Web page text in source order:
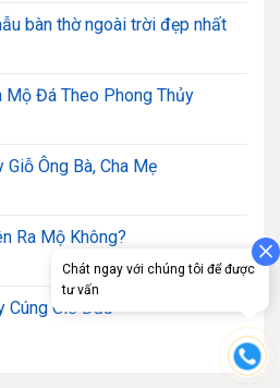
bàn thờ ngoài trời đẹp nhất
Mộ Đá Theo Phong Thủy
Giỗ Ông Bà, Cha Mẹ
Ra Mộ Không?
Cúng Giỗ Đầu